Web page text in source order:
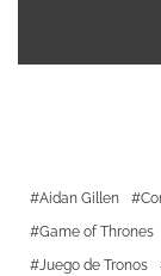
Aidan Gillen
Game of Thrones
Juego de Tronos